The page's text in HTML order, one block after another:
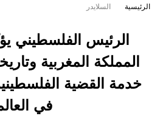
الرئيسية السلايدر
الرئيس الفلسطيني
المملكة المغربية
خدمة القضية
في